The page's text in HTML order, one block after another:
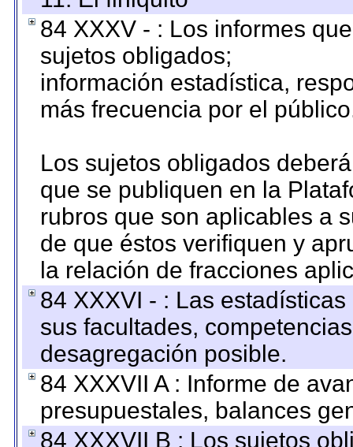
84 XXXV - : Los informes
sujetos obligados;
información estadística,
más frecuencia por el
Los sujetos obligados
que se publiquen en la
rubros que son aplicables a
de que éstos verifiquen y
la relación de fracciones
84 XXXVI - : Las
sus facultades,
desagregación posible.
84 XXXVII A : Informe de
presupuestales, balances
84 XXXVII B : Los sujetos